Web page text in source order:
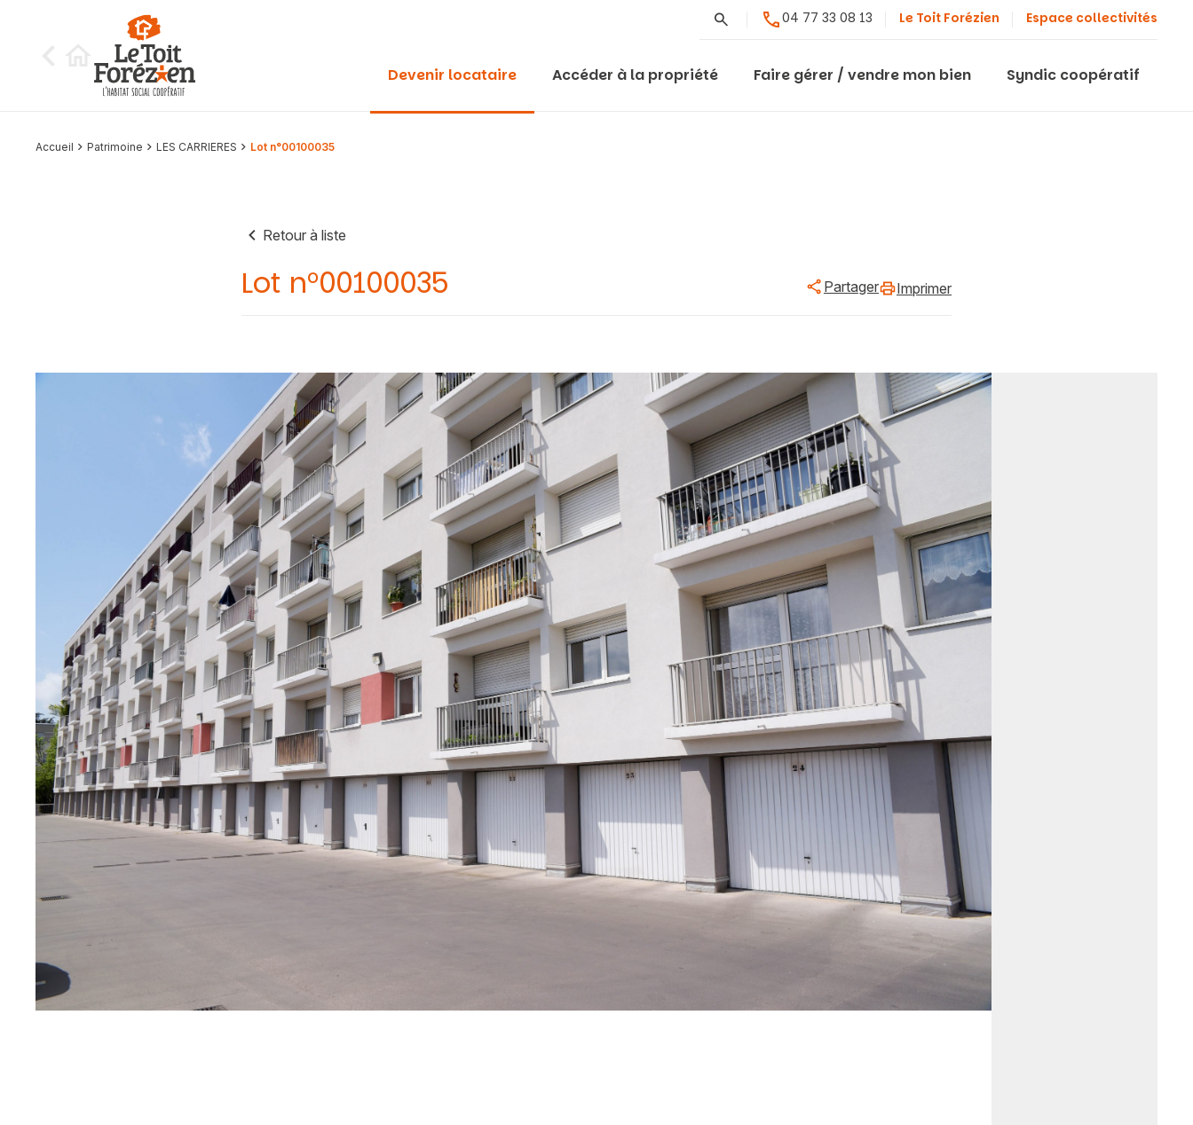
Rechercher04 77 33 08 13 Le Toit Forézien Espace collectivités
Devenir locataire Accéder à la propriété Faire gérer / vendre mon bien Syndic coopératif
Accueil Patrimoine LES CARRIERES Lot n°00100035
Retour à liste
Lot n°00100035 Partager Imprimer